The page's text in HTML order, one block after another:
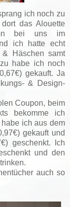
ich noch zu
das Alouette
bei uns im
ich hatte echt
Häschen samt
habe ich noch
gekauft. Ja
& Design-
Coupon, beim
bekomme ich
ich aus dem
gekauft und
geschenkt. Ich
und den
auch so